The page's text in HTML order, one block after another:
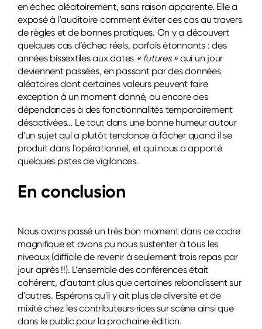
en échec aléatoirement, sans raison apparente. Elle a
exposé à l'auditoire comment éviter ces cas au travers
de règles et de bonnes pratiques. On y a découvert
quelques cas d’échec réels, parfois étonnants : des
années bissextiles aux dates « futures » qui un jour
deviennent passées, en passant par des données
aléatoires dont certaines valeurs peuvent faire
exception à un moment donné, ou encore des
dépendances à des fonctionnalités temporairement
désactivées… Le tout dans une bonne humeur autour
d'un sujet qui a plutôt tendance à fâcher quand il se
produit dans l'opérationnel, et qui nous a apporté
quelques pistes de vigilances.
En conclusion
Nous avons passé un très bon moment dans ce cadre
magnifique et avons pu nous sustenter à tous les
niveaux (difficile de revenir à seulement trois repas par
jour après !!). L’ensemble des conférences était
cohérent, d’autant plus que certaines rebondissent sur
d'autres. Espérons qu'il y ait plus de diversité et de
mixité chez les contributeurs·rices sur scène ainsi que
dans le public pour la prochaine édition.